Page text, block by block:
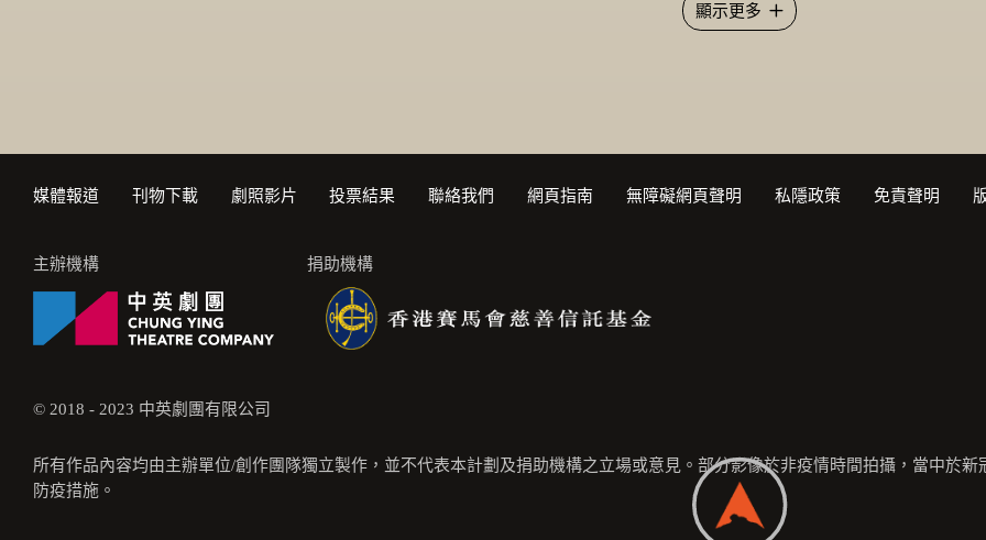
顯示更多
媒體報道 刊物下載 劇照影片 投票結果 聯絡我們 網頁指南 無障礙網頁聲明 私隱政策 免責聲明
主辦機構 捐助機構
© 2018 - 2023 中英劇團有限公司
所有作品內容均由主辦單位/創作團隊獨立製作，並不代表本計劃及捐助機構之立場或意見。部分影像於非疫情時間拍攝，當中於
防疫措施。